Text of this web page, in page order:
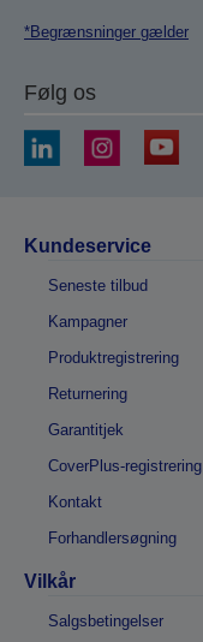
*Begrænsninger gælder
Følg os
Kundeservice
Seneste tilbud
Kampagner
Produktregistrering
Returnering
Garantitjek
CoverPlus-registrering
Kontakt
Forhandlersøgning
Vilkår
Salgsbetingelser